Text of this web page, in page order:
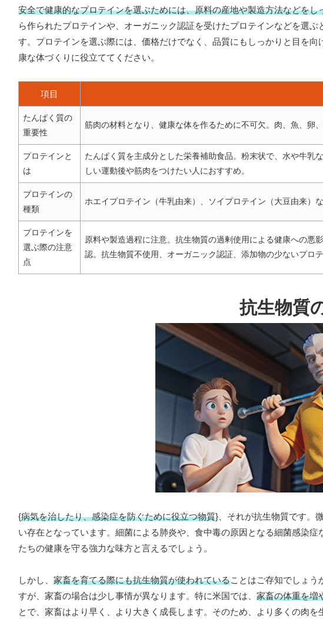
安全で健康的なプロテインを選ぶためには、原料の産地や製造方法などを
ら作られたプロテインや、オーガニック認証を受けたプロテインなどを選
す。プロテインを選ぶ際には、価格だけでなく、品質にもしっかりと目を
康な体づくりに役立ててください。
項目
たんぱく質の
重要性
筋肉の材料となり、健康な体を作るために不可欠。肉、魚、卵
プロテインと
は
たんぱく質を主成分とした栄養補助食品。粉末状で、水や牛乳
しい運動後や筋肉をつけたい人におすすめ。
プロテインの
種類
ホエイプロテイン（牛乳由来）、ソイプロテイン（大豆由来）
プロテインを
選ぶ際の注意
点
原料や製造過程に注意。抗生物質の過剰使用による健康への
認。抗生物質不使用、オーガニック認証、添加物の少ないプロ
抗生物質
{病気を治したり、感染症を防ぐために役立つ物質}、それが抗生物質です。
い存在となっています。細菌による肺炎や、食中毒の原因となる細菌感染
たちの健康を守る強力な味方と言えるでしょう。
しかし、 家畜を育てる際にも抗生物質が使われていることはご存知でしょう
すが、家畜の場合は少し事情が異なります。特に米国では、 家畜の体重を増
とで、家畜はより早く、より大きく成長します。そのため、より多くの肉